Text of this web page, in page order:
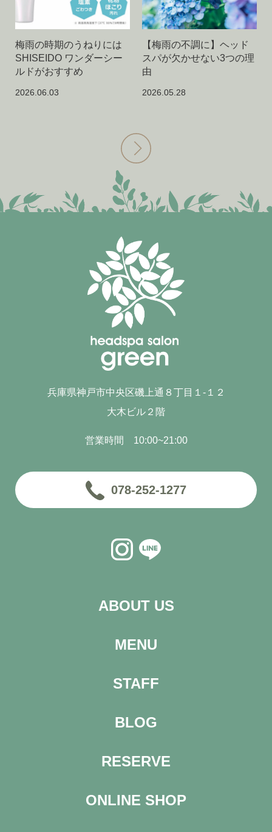
梅雨の時期のうねりには
SHISEIDO ワンダーシー
ルドがおすすめ
2026.06.03
【梅雨の不調に】ヘッド
スパが欠かせない3つの理
由
2026.05.28
兵庫県神戸市中央区磯上通８丁目１-１２
大木ビル２階
営業時間 10:00~21:00
078-252-1277
ABOUT US
MENU
STAFF
BLOG
RESERVE
ONLINE SHOP